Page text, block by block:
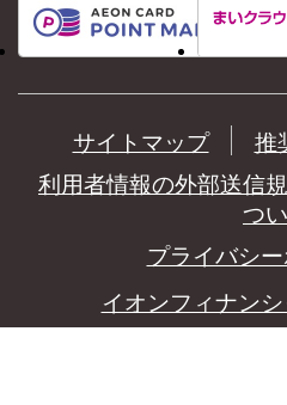
サイトマップ 推
利用者情報の外部送信
つ
プライバシ
イオンフィナン